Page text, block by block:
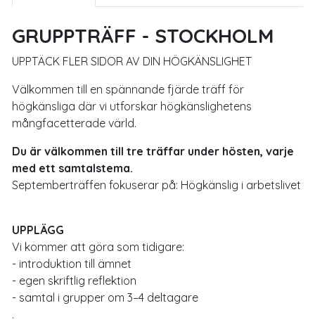
GRUPPTRÄFF - STOCKHOLM
UPPTÄCK FLER SIDOR AV DIN HÖGKÄNSLIGHET
Välkommen till en spännande fjärde träff för
högkänsliga där vi utforskar högkänslighetens
mångfacetterade värld.
Du är välkommen till tre träffar under hösten, varje
med ett samtalstema.
Septemberträffen fokuserar på: Högkänslig i arbetslivet
UPPLÄGG
Vi kommer att göra som tidigare:
- introduktion till ämnet
- egen skriftlig reflektion
- samtal i grupper om 3–4 deltagare
.